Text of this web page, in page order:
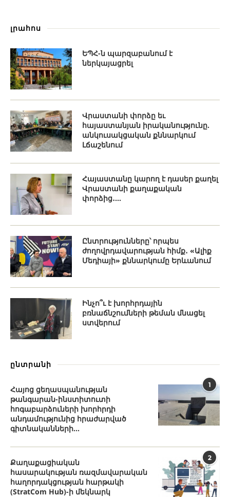
լրահոս
ԵՊՀ-ն պարզաբանում է
ներկայացրել
Վրաստանի փորձը եւ
հայաստանյան իրականությունը.
անկուսակցական քննարկում
Լճաշենում
Հայաստանը կարող է դասեր քաղել
Վրաստանի քաղաքական
փորձից․...
Ընտրությունները՝ որպես
ժողովրդավարության հիմք․ «Ալիք
Մեդիայի» քննարկումը Երևանում
Ինչո՞ւ է խորհրդային
բռնաճնշումների թեման մնացել
ստվերում
ընտրանի
1
Հայոց ցեղասպանության
թանգարան-ինստիտուտի
հոգաբարձուների խորհրդի
անդամությունից հրաժարված
գիտնականների...
2
Քաղաքացիական
հասարակության ռազմավարական
հաղորդակցության հարթակի
(StratCom Hub)-ի մեկնարկ